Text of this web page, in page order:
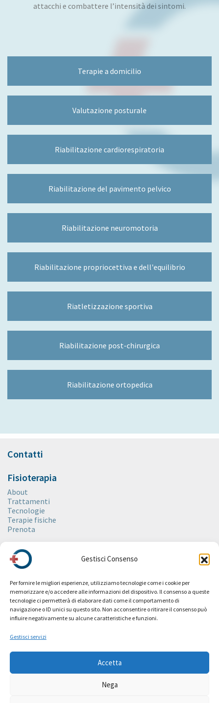
Gestisci Consenso
Per fornire le migliori esperienze, utilizziamo tecnologie come i cookie per
memorizzare e/o accedere alle informazioni del dispositivo. Il consenso a queste
tecnologie ci permetterà di elaborare dati come il comportamento di
navigazione o ID unici su questo sito. Non acconsentire o ritirare il consenso può
influire negativamente su alcune caratteristiche e funzioni.
Gestisci servizi
Accetta
Nega
attacchi e combattere l’intensità dei sintomi.
Terapie a domicilio
Valutazione posturale
Riabilitazione cardiorespiratoria
Riabilitazione del pavimento pelvico
Riabilitazione neuromotoria
Riabilitazione propriocettiva e dell'equilibrio
Riatletizzazione sportiva
Riabilitazione post-chirurgica
Riabilitazione ortopedica
Contatti
Fisioterapia
About
Trattamenti
Tecnologie
Terapie fisiche
Prenota
Spa
About
Ambienti
Trattamenti
Rituali
Wellness
Estetica
Spa Etiquette
Listino prezzi
Revive
Fitness